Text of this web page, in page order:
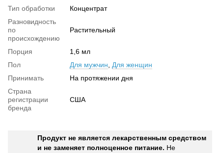
Тип обработки
Концентрат
Разновидность
по
происхождению
Растительный
Порция
1,6 мл
Пол
Для мужчин
Для женщин
Принимать
На протяжении дня
Страна
регистрации
бренда
США
Продукт не является лекарственным средством
и не заменяет полноценное питание. Не